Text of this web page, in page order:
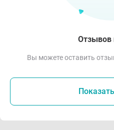
Отзывов
Вы можете оставить